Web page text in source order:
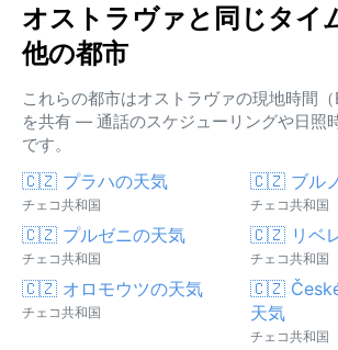
オストラヴァと同じタイ
他の都市
これらの都市はオストラヴァの現地時間
を共有 — 通話のスケジューリングや日照
です。
🇨🇿 プラハの天気
チェコ共和国
🇨🇿 ブル
チェコ共和国
🇨🇿 プルゼニの天気
チェコ共和国
🇨🇿 リベ
チェコ共和国
🇨🇿 オロモウツの天気
チェコ共和国
🇨🇿
天気
チェコ共和国